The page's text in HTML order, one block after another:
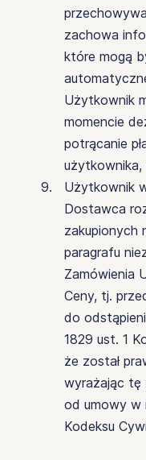
zachowa
które mogą
Użytkownik
momencie
potrącanie
użytkownika,
Użytkownik
Dostawca
zakupionych
paragrafu
Zamówienia
Ceny, tj.
do
1829 ust. 1
że został
wyrażając tę
od umowy w
Kodeksu